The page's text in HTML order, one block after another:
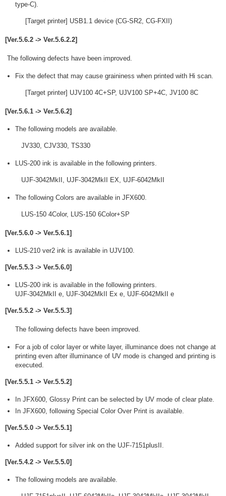
type-C).
[Target printer] USB1.1 device (CG-SR2, CG-FXII)
[Ver.5.6.2 -> Ver.5.6.2.2]
The following defects have been improved.
Fix the defect that may cause graininess when printed with Hi scan.
[Target printer] UJV100 4C+SP, UJV100 SP+4C, JV100 8C
[Ver.5.6.1 -> Ver.5.6.2]
The following models are available.
JV330, CJV330, TS330
LUS-200 ink is available in the following printers.
UJF-3042MkII, UJF-3042MkII EX, UJF-6042MkII
The following Colors are available in JFX600.
LUS-150 4Color, LUS-150 6Color+SP
[Ver.5.6.0 -> Ver.5.6.1]
LUS-210 ver2 ink is available in UJV100.
[Ver.5.5.3 -> Ver.5.6.0]
LUS-200 ink is available in the following printers.
UJF-3042MkII e, UJF-3042MkII Ex e, UJF-6042MkII e
[Ver.5.5.2 -> Ver.5.5.3]
The following defects have been improved.
For a job of color layer or white layer, illuminance does not change at
printing even after illuminance of UV mode is changed and printing is
executed.
[Ver.5.5.1 -> Ver.5.5.2]
In JFX600, Glossy Print can be selected by UV mode of clear plate.
In JFX600, following Special Color Over Print is available.
[Ver.5.5.0 -> Ver.5.5.1]
Added support for silver ink on the UJF-7151plusII.
[Ver.5.4.2 -> Ver.5.5.0]
The following models are available.